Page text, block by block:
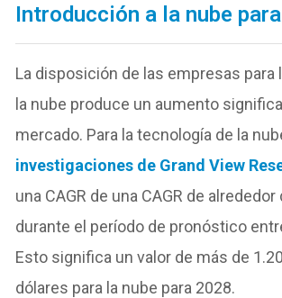
Introducción a la nube
La disposición de las empresas para
la nube produce un aumento
mercado. Para la tecnología de la
investigaciones de Grand View
una CAGR de una CAGR de alrededor
durante el período de pronóstico
Esto significa un valor de más de
dólares para la nube para 2028.